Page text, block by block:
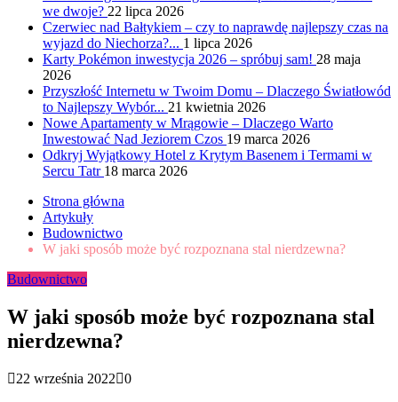
we dwoje? 22 lipca 2026
Czerwiec nad Bałtykiem – czy to naprawdę najlepszy czas na
wyjazd do Niechorza?... 1 lipca 2026
Karty Pokémon inwestycja 2026 – spróbuj sam! 28 maja
2026
Przyszłość Internetu w Twoim Domu – Dlaczego Światłowód
to Najlepszy Wybór... 21 kwietnia 2026
Nowe Apartamenty w Mrągowie – Dlaczego Warto
Inwestować Nad Jeziorem Czos 19 marca 2026
Odkryj Wyjątkowy Hotel z Krytym Basenem i Termami w
Sercu Tatr 18 marca 2026
Strona główna
Artykuły
Budownictwo
W jaki sposób może być rozpoznana stal nierdzewna?
Budownictwo
W jaki sposób może być rozpoznana stal
nierdzewna?
22 września 2022 0